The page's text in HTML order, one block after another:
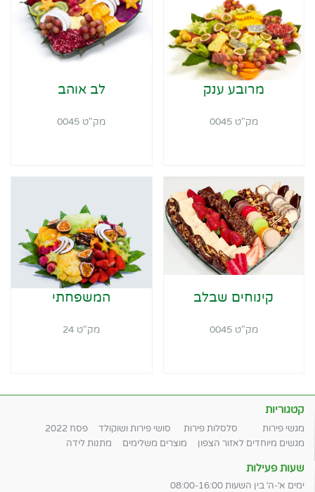
מרובע ענק
מק"ט 0045
לב אוהב
מק"ט 0045
קינוחים שבלב
מק"ט 0045
המשפחתי
מק"ט 24
קטגוריות
מגשי פירות סלסלות פירות סושי פירות ושוקולד
פסח 2022
מגשים מיוחדים לאזור הצפון
מוצרים משלימים מתנות לידה
שעות פעילות
ימים א׳-ה׳ בין השעות 08:00-16:00